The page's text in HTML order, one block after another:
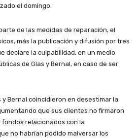
el domingo.
de las medidas de reparación, el
más la publicación y difusión por tres
declare la culpabilidad, en un medio
de Glas y Bernal, en caso de ser
Bernal coincidieron en desestimar la
que sus clientes no firmaron
relacionados con la
no habrían podido malversar los